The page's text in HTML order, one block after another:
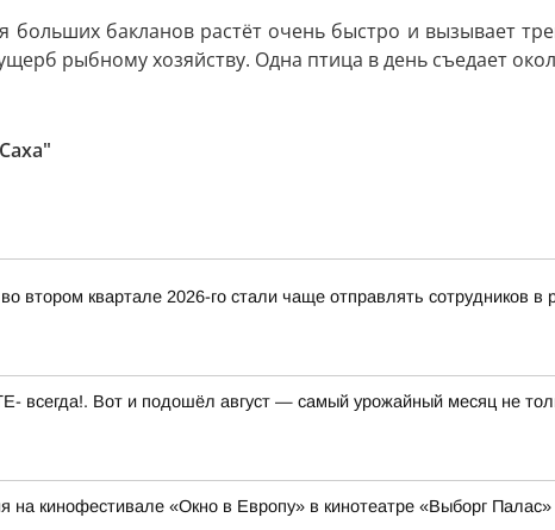
больших бакланов растёт очень быстро и вызывает
рыбному хозяйству. Одна птица в день съедает
втором квартале 2026-го стали чаще отправлять сотрудников
Вот и подошёл август — самый урожайный месяц не
на кинофестивале «Окно в Европу» в кинотеатре «Выборг